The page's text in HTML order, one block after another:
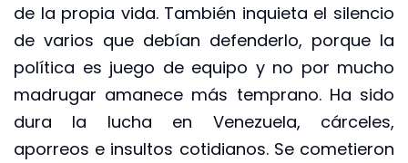
de la propia vida. También inquieta el silencio
de varios que debían defenderlo, porque la
política es juego de equipo y no por mucho
madrugar amanece más temprano. Ha sido
dura la lucha en Venezuela, cárceles,
aporreos e insultos cotidianos. Se cometieron